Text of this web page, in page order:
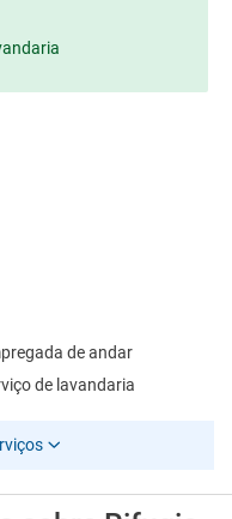
de andar
de lavandaria